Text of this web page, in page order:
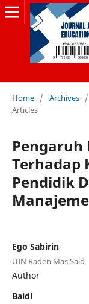
Home / Archives /
Articles
Pengaruh
Terhadap
Pendidik
Ego Sabirin
UIN Raden Mas Said
Author
Baidi